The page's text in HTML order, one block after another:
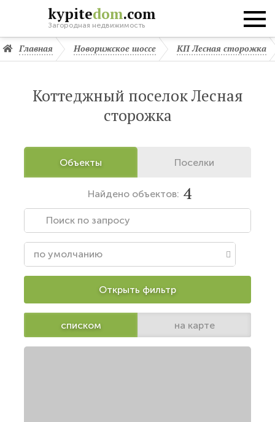
kypitedom.com
Загородная недвижимость
Главная Новорижское шоссе КП Лесная сторожка
Коттеджный поселок Лесная
сторожка
Объекты Поселки
Найденообъектов: 4
Открыть фильтр
списком на карте